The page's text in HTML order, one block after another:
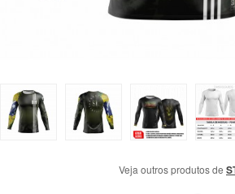
9
8309-
9797
Veja outros produtos de